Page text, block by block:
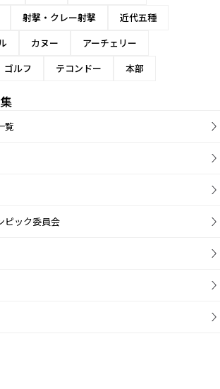
射撃・クレー射撃
近代五種
カヌー
アーチェリー
ゴルフ テコンドー 本部
覧
ピック委員会